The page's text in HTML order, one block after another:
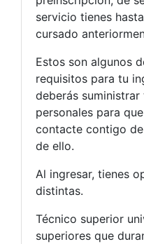
servicio tienes
cursado
Estos son algunos
requisitos para tu
deberás
personales para
contacte contigo
de ello.
Al ingresar, tienes
distintas.
Técnico superior
superiores que